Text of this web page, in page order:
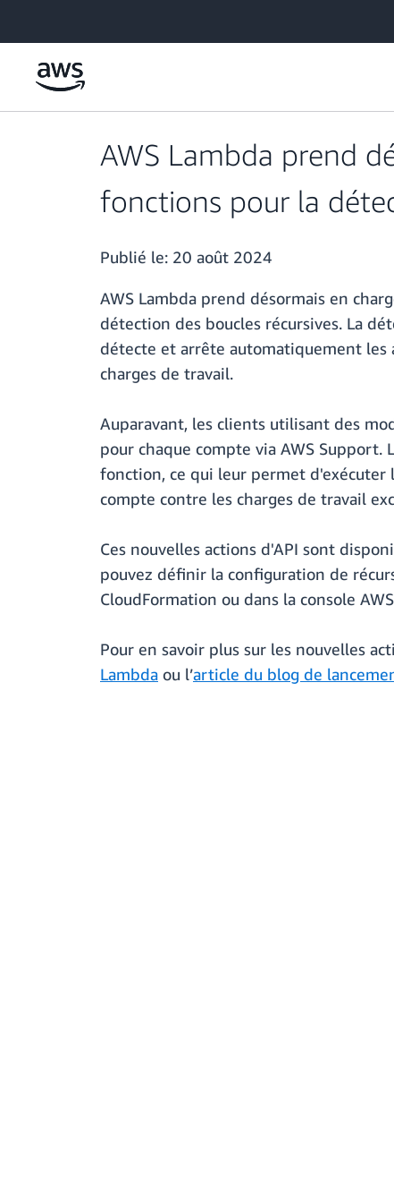
AWS Lambda prend
fonctions pour la
Publié le: 20 août 2024
AWS Lambda prend désormais en
détection des boucles récursives. La
détecte et arrête automatiquement les
charges de travail.
Auparavant, les clients utilisant des
pour chaque compte via AWS
fonction, ce qui leur permet
compte contre les charges de travail
Ces nouvelles actions d'API sont
pouvez définir la configuration de
CloudFormation ou dans la console
Pour en savoir plus sur les nouvelles
Lambda ou l’article du blog de